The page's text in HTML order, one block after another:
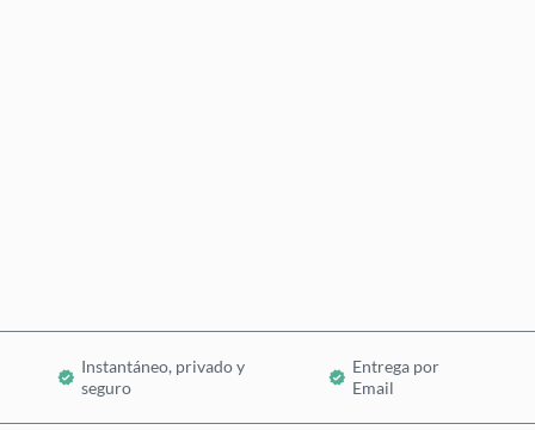
Instantáneo, privado y
seguro
Entrega por
Email